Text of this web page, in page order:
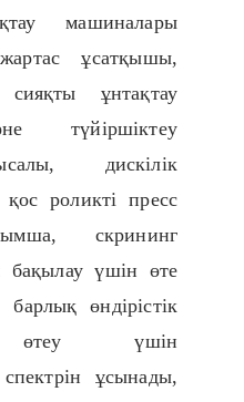
машиналары
ұсатқышы,
ұнтақтау
түйіршіктеу
дискілік
роликті пресс
скрининг
үшін өте
өндірістік
өтеу үшін
ұсынады,